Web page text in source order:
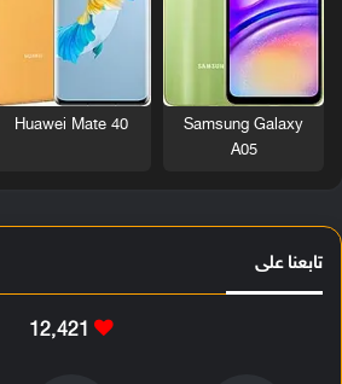
Samsung Galaxy
A05
Huawei Mate 40
تابعنا على
12٬421